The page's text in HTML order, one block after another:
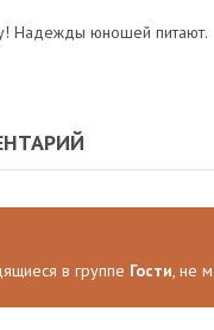
Надежды юношей питают.
в группе Гости, не